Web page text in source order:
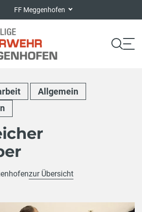
FF Meggenhofen
Allgemein
zur Übersicht